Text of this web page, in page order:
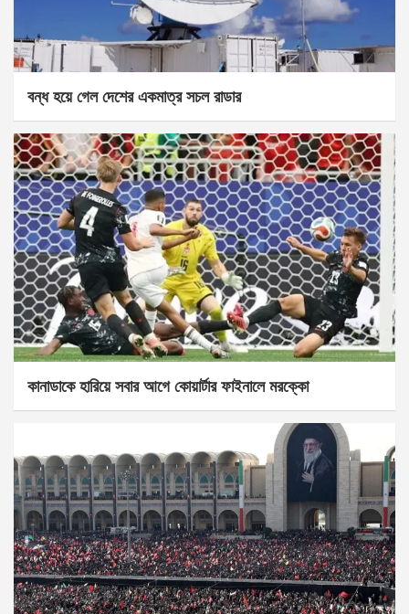
বন্ধ হয়ে গেল দেশের একমাত্র সচল রাডার
কানাডাকে হারিয়ে সবার আগে কোয়ার্টার ফাইনালে মরক্কো